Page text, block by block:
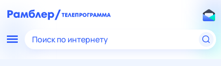
Поиск по интернету